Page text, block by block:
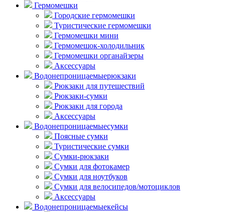
Гермомешки
Городские гермомешки
Туристические гермомешки
Гермомешки мини
Гермомешок-холодильник
Гермомешки органайзеры
Аксессуары
Водонепроницаемыерюкзаки
Рюкзаки для путешествий
Рюкзаки-сумки
Рюкзаки для города
Аксессуары
Водонепроницаемыесумки
Поясные сумки
Туристические сумки
Сумки-рюкзаки
Сумки для фотокамер
Сумки для ноутбуков
Сумки для велосипедов/мотоциклов
Аксессуары
Водонепроницаемыекейсы